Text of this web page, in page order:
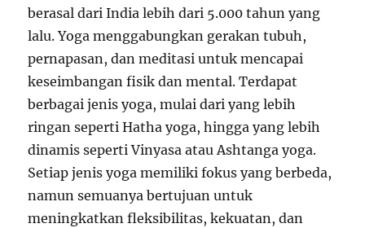
berasal dari India lebih dari 5.000 tahun yang
lalu. Yoga menggabungkan gerakan tubuh,
pernapasan, dan meditasi untuk mencapai
keseimbangan fisik dan mental. Terdapat
berbagai jenis yoga, mulai dari yang lebih
ringan seperti Hatha yoga, hingga yang lebih
dinamis seperti Vinyasa atau Ashtanga yoga.
Setiap jenis yoga memiliki fokus yang berbeda,
namun semuanya bertujuan untuk
meningkatkan fleksibilitas, kekuatan, dan